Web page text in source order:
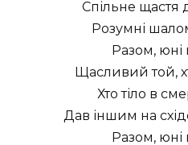
Спільне щастя
Розумні
Разом, юні
Щасливий той,
Хто тіло в
Дав іншим на
Разом, юні